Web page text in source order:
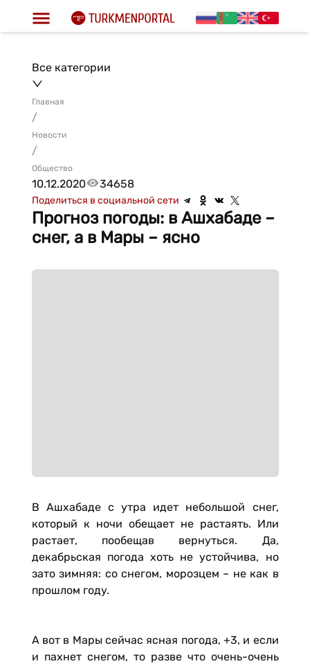
Все категории
Главная
/
Новости
/
Общество
10.12.2020 34658
Поделиться в социальной сети
Прогноз погоды: в Ашхабаде –
снег, а в Мары – ясно
В Ашхабаде с утра идет небольшой снег,
который к ночи обещает не растаять. Или
растает, пообещав вернуться. Да,
декабрьская погода хоть не устойчива, но
зато зимняя: со снегом, морозцем – не как в
прошлом году.
А вот в Мары сейчас ясная погода, +3, и если
и пахнет снегом, то разве что очень-очень